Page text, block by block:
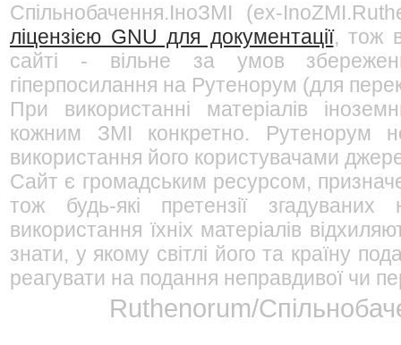
Спільнобачення.ІноЗМІ (ex-
ліцензією GNU для документації, тож
сайті - вільне за умов
гіперпосилання на Рутенорум (для
При використанні матеріалів
кожним ЗМІ конкретно. Рутенорум
використання його користувачами
Сайт є громадським ресурсом,
тож будь-які претензії
використання їхніх матеріалів
знати, у якому світлі його та країну
реагувати на подання неправдивої чи
Ruthenorum/